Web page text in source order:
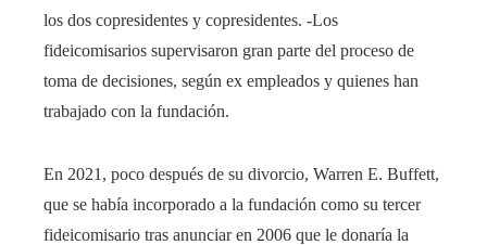
los dos copresidentes y copresidentes. -Los
fideicomisarios supervisaron gran parte del proceso de
toma de decisiones, según ex empleados y quienes han
trabajado con la fundación.
En 2021, poco después de su divorcio, Warren E. Buffett,
que se había incorporado a la fundación como su tercer
fideicomisario tras anunciar en 2006 que le donaría la